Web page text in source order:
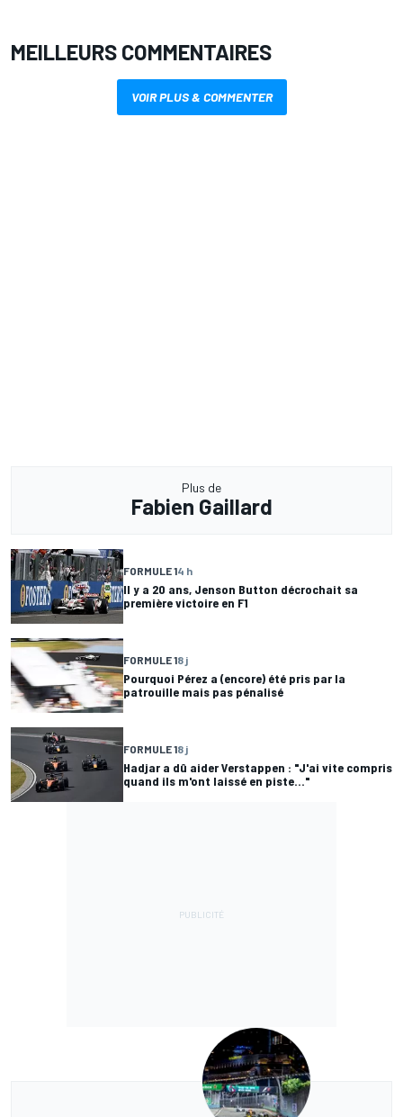
MEILLEURS COMMENTAIRES
VOIR PLUS & COMMENTER
Plus de
Fabien Gaillard
FORMULE 14 h
Il y a 20 ans, Jenson Button décrochait sa
première victoire en F1
FORMULE 18 j
Pourquoi Pérez a (encore) été pris par la
patrouille mais pas pénalisé
FORMULE 18 j
Hadjar a dû aider Verstappen : "J'ai vite compris
quand ils m'ont laissé en piste..."